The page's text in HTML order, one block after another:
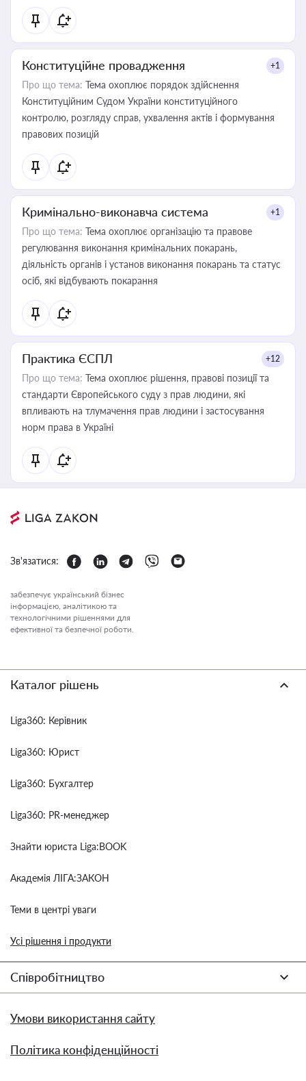
Конституційне провадження +1
Про що тема: Тема охоплює порядок здійснення
Конституційним Судом України конституційного
контролю, розгляду справ, ухвалення актів і формування
правових позицій
Кримінально-виконавча система +1
Про що тема: Тема охоплює організацію та правове
регулювання виконання кримінальних покарань,
діяльність органів і установ виконання покарань та статус
осіб, які відбувають покарання
Практика ЄСПЛ +12
Про що тема: Тема охоплює рішення, правові позиції та
стандарти Європейського суду з прав людини, які
впливають на тлумачення прав людини і застосування
норм права в Україні
Зв'язатися:
забезпечує український бізнес
інформацією, аналітикою та
технологічними рішеннями для
ефективної та безпечної роботи.
Каталог рішень
Liga360: Керівник
Liga360: Юрист
Liga360: Бухгалтер
Liga360: PR-менеджер
Знайти юриста Liga:BOOK
Академія ЛІГА:ЗАКОН
Теми в центрі уваги
Усі рішення і продукти
Співробітництво
Умови використання сайту
Політика конфіденційності